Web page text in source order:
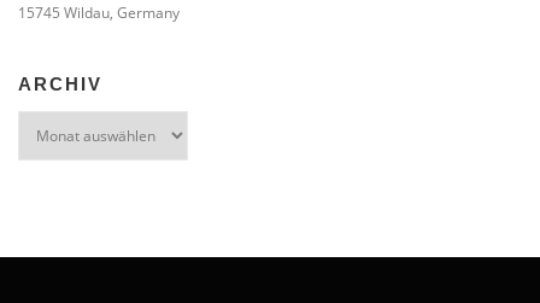
15745 Wildau, Germany
ARCHIV